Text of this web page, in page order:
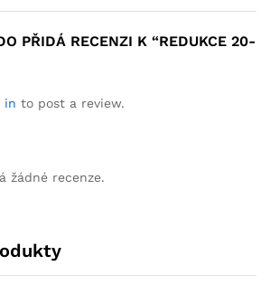
PŘIDÁ RECENZI K “REDUKCE 20-
in to post a review.
žádné recenze.